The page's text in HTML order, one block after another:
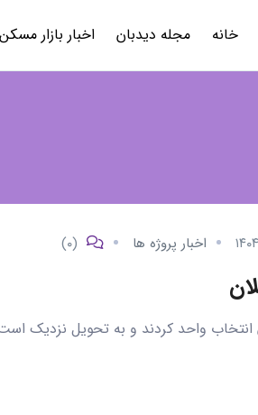
خانه مجله دیدبان اخبار بازار مسکن
اخبار پروژه ها (۰)
۳) که اعضا در آن انتخاب واحد کردند و به تحویل